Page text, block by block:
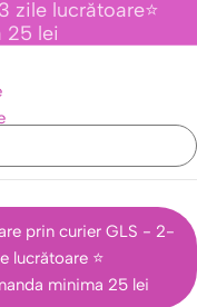
zile lucrătoare⭐
25 lei
Iepuri , Lebede Si Pisici
prin curier GLS - 2-
lucrătoare ⭐
minima 25 lei